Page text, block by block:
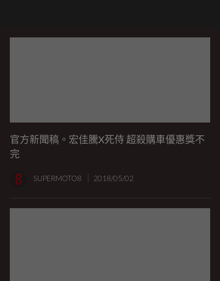
官方新聞稿。宏佳騰X死侍 超殺購車優惠獎不
完
SUPERMOTO8 2018/05/02